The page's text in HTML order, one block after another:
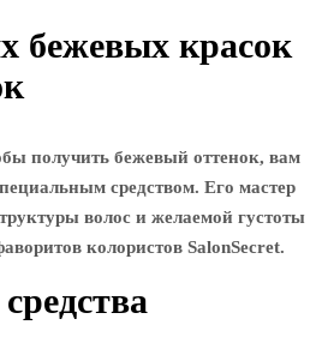
бежевых красок
получить бежевый оттенок, вам
средством. Его мастер
волос и желаемой густоты
колористов SalonSecret.